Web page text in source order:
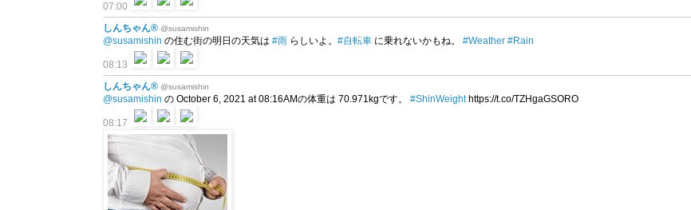
07:00
しんちゃん® @susamishin
@susamishin の住む街の明日の天気は #雨 らしいよ。 #自転車 に乗れないかもね。 #Weather #Rain
08:13
しんちゃん® @susamishin
@susamishin の October 6, 2021 at 08:16AMの体重は 70.971kgです。 #ShinWeighthttps://t.co/TZHgaGSORO
08:17